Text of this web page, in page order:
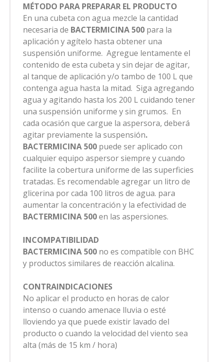
MÉTODO PARA PREPARAR EL PRODUCTO
En una cubeta con agua mezcle la cantidad
necesaria de BACTERMICINA 500 para la
aplicación y agítelo hasta obtener una
suspensión uniforme. Agregue lentamente el
contenido de esta cubeta y sin dejar de agitar,
al tanque de aplicación y/o tambo de 100 L que
contenga agua hasta la mitad. Siga agregando
agua y agitando hasta los 200 L cuidando tener
una suspensión uniforme y sin grumos. En
cada ocasión que cargue la aspersora, deberá
agitar previamente la suspensión.
BACTERMICINA 500 puede ser aplicado con
cualquier equipo aspersor siempre y cuando
facilite la cobertura uniforme de las superficies
tratadas. Es recomendable agregar un litro de
glicerina por cada 100 litros de agua. para
aumentar la concentración y la efectividad de
BACTERMICINA 500en las aspersiones.
INCOMPATIBILIDAD
BACTERMICINA 500 no es compatible con BHC
y productos similares de reacción alcalina.
CONTRAINDICACIONES
No aplicar el producto en horas de calor
intenso o cuando amenace lluvia o esté
lloviendo ya que puede existir lavado del
producto o cuando la velocidad del viento sea
alta (más de 15 km / hora)